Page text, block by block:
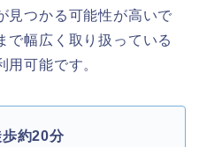
見つかる可能性が高いで
で幅広く取り扱っている
用可能です。
約20分